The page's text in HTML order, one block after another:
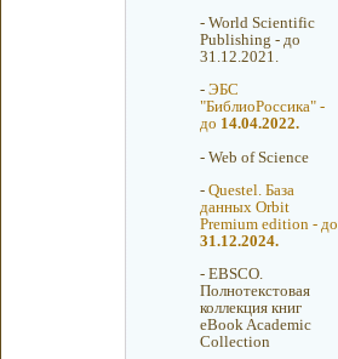
- World Scientific
Publishing - до
31.12.2021.
- ЭБС
"БиблиоРоссика" -
до 14.04.2022.
- Web of Science
- Questel. База
данных Orbit
Premium edition - до
31.12.2024.
- EBSCO.
Полнотекстовая
коллекция книг
eBook Academic
Collection